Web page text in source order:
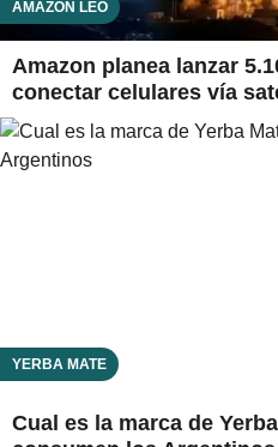
AMAZON LEO
Amazon planea lanzar
conectar celulares vía
YERBA MATE
Cual es la marca de